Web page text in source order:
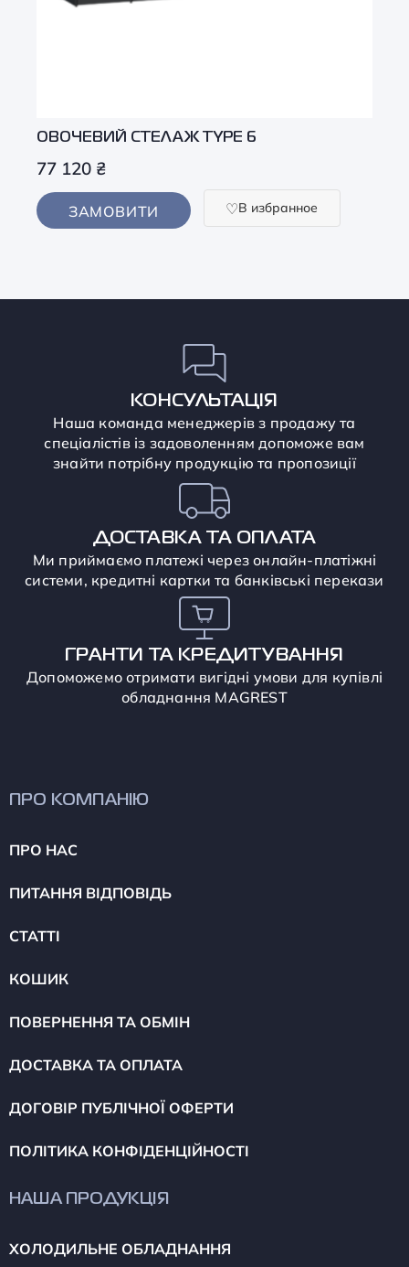
ОВОЧЕВИЙ СТЕЛАЖ TYPE 6
77 120 ₴
ЗАМОВИТИ В избранное
КОНСУЛЬТАЦІЯ
Наша команда менеджерів з продажу та
спеціалістів із задоволенням допоможе вам
знайти потрібну продукцію та пропозиції
ДОСТАВКА ТА ОПЛАТА
Ми приймаємо платежі через онлайн-платіжні
системи, кредитні картки та банківські перекази
ГРАНТИ ТА КРЕДИТУВАННЯ
Допоможемо отримати вигідні умови для купівлі
обладнання MAGREST
ПРО КОМПАНІЮ
ПРО НАС
ПИТАННЯ ВІДПОВІДЬ
СТАТТІ
КОШИК
ПОВЕРНЕННЯ ТА ОБМІН
ДОСТАВКА ТА ОПЛАТА
ДОГОВІР ПУБЛІЧНОЇ ОФЕРТИ
ПОЛІТИКА КОНФІДЕНЦІЙНОСТІ
НАША ПРОДУКЦІЯ
ХОЛОДИЛЬНЕ ОБЛАДНАННЯ